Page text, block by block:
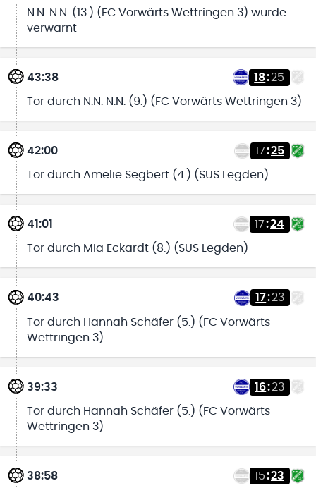
N.N. N.N. (13.) (FC Vorwärts Wettringen 3) wurde
verwarnt
43:38 18:25
Tor durch N.N. N.N. (9.) (FC Vorwärts Wettringen 3)
42:00 17:25
Tor durch Amelie Segbert (4.) (SUS Legden)
41:01 17:24
Tor durch Mia Eckardt (8.) (SUS Legden)
40:43 17:23
Tor durch Hannah Schäfer (5.) (FC Vorwärts
Wettringen 3)
39:33 16:23
Tor durch Hannah Schäfer (5.) (FC Vorwärts
Wettringen 3)
38:58 15:23